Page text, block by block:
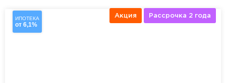
ИПОТЕКА
от 6,1%
Акция Рассрочка 2 года